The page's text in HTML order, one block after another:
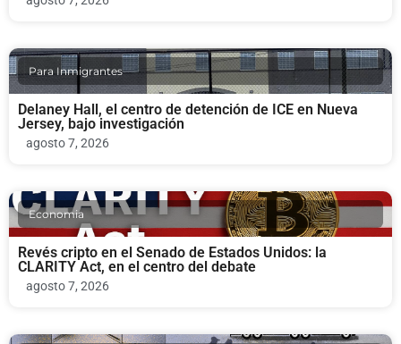
Para Inmigrantes
Delaney Hall, el centro de detención de ICE en Nueva
Jersey, bajo investigación
agosto 7, 2026
Economia
Revés cripto en el Senado de Estados Unidos: la
CLARITY Act, en el centro del debate
agosto 7, 2026